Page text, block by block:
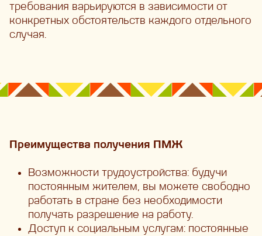
требования варьируются в зависимости от
конкретных обстоятельств каждого отдельного
случая.
Преимущества получения ПМЖ
Возможности трудоустройства: будучи
постоянным жителем, вы можете свободно
работать в стране без необходимости
получать разрешение на работу.
Доступ к социальным услугам: постоянные